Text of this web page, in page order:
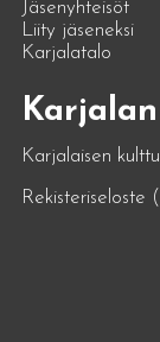
Jäsenyhteisöt
Liity jäseneksi
Karjalatalo
Karjalaisen
Rekisteriseloste